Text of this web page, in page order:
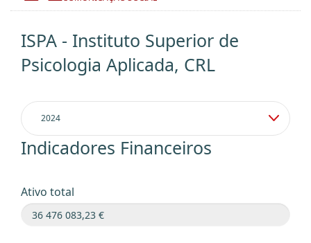
ISPA - Instituto Superior de
Psicologia Aplicada, CRL
Indicadores Financeiros
Ativo total